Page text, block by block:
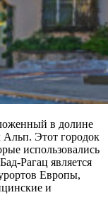
в долине
Этот городок
использовались
Рагац является
Европы,
и